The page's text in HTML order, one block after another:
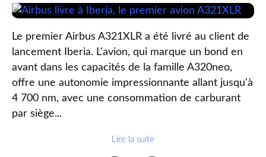
Le premier Airbus A321XLR a été livré au client de
lancement Iberia. L'avion, qui marque un bond en
avant dans les capacités de la famille A320neo,
offre une autonomie impressionnante allant jusqu'à
4 700 nm, avec une consommation de carburant
par siège...
Lire la suite